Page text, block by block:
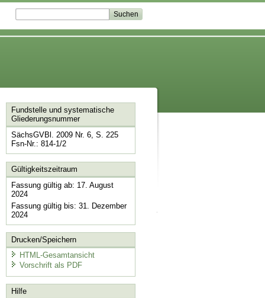
Fundstelle und systematische
Gliederungsnummer
SächsGVBl. 2009 Nr. 6, S. 225
Fsn-Nr.: 814-1/2
Gültigkeitszeitraum
Fassung gültig ab: 17. August
2024
Fassung gültig bis: 31. Dezember
2024
Drucken/Speichern
HTML-Gesamtansicht
Vorschrift als PDF
Hilfe